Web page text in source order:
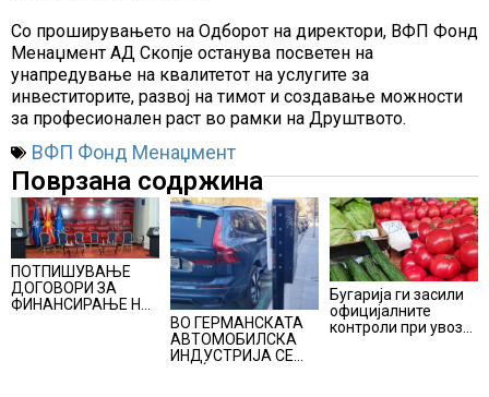
Со проширувањето на Одборот на директори, ВФП Фонд
Менаџмент АД Скопје останува посветен на
унапредување на квалитетот на услугите за
инвеститорите, развој на тимот и создавање можности
за професионален раст во рамки на Друштвото.
ВФП Фонд Менаџмент
Поврзана содржина
ПОТПИШУВАЊЕ
ДОГОВОРИ ЗА
ФИНАНСИРАЊЕ НА
ВО ГЕРМАНСКАТА
АВТОМОБИЛСКА
ИНДУСТРИЈА СЕ
Бугарија ги засили
официјалните
контроли при увоз